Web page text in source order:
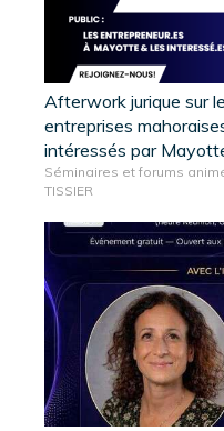
Afterwork jurique sur
entreprises
intéressés par
Séminaires et forums
TISSIER